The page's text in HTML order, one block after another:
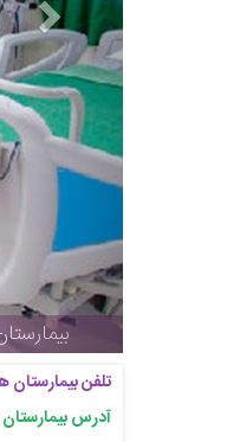
بیمارستان هاشمی نژاد تهران
تلفن بیمارستان
آدرس